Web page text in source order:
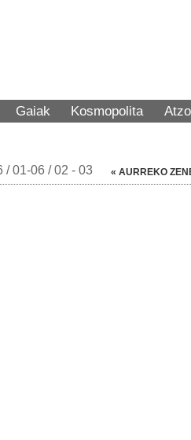
Gaiak Kosmopolita
/ 01-06 / 02 - 03 « AURREKO